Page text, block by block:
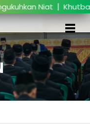
Niat|Khutbatul